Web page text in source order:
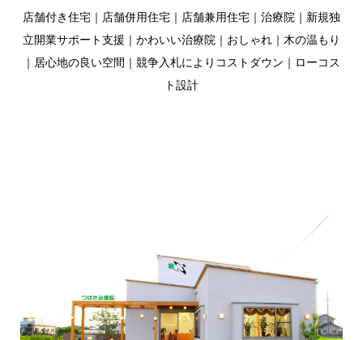
店舗付き住宅｜店舗併用住宅｜店舗兼用住宅｜治療院｜新規独
立開業サポート支援｜かわいい治療院｜おしゃれ｜木の温もり
｜居心地の良い空間｜競争入札によりコストダウン｜ローコス
ト設計